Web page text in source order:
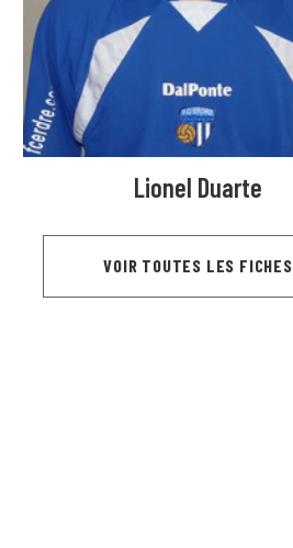
Lionel Duarte
VOIR TOUTES LES FICHES